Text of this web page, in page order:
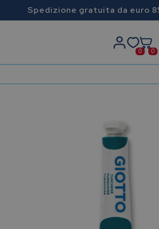
Spedizione gratuita da euro
0 0